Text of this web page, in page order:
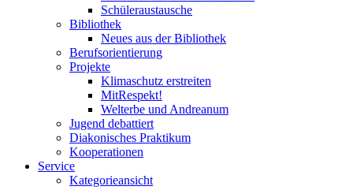
Schüleraustausche
Bibliothek
Neues aus der Bibliothek
Berufsorientierung
Projekte
Klimaschutz erstreiten
MitRespekt!
Welterbe und Andreanum
Jugend debattiert
Diakonisches Praktikum
Kooperationen
Service
Kategorieansicht